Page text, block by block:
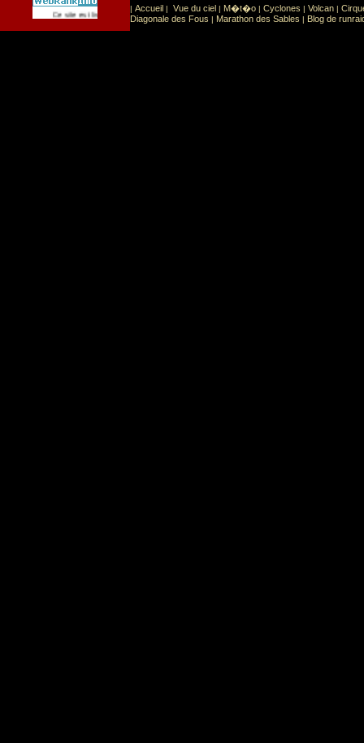
Ce site est list� dans la cat�gorie Sport: Sports extr�mes
| Accueil | Vue du ciel | M�t�o | Cyclones | Volcan |
Diagonale des Fous | Marathon des Sables | Blog de